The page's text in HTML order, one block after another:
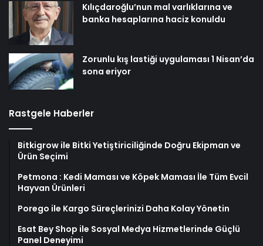
Kılıçdaroğlu’nun mal varlıklarına ve
banka hesaplarına haciz konuldu
Zorunlu kış lastiği uygulaması 1 Nisan’da
sona eriyor
Rastgele Haberler
Bitkigrow ile Bitki Yetiştiriciliğinde Doğru Ekipman ve
Ürün Seçimi
Petmona : Kedi Maması ve Köpek Maması İle Tüm Evcil
Hayvan Ürünleri
Porego ile Kargo Süreçlerinizi Daha Kolay Yönetin
Esat Bey Shop ile Sosyal Medya Hizmetlerinde Güçlü
Panel Deneyimi